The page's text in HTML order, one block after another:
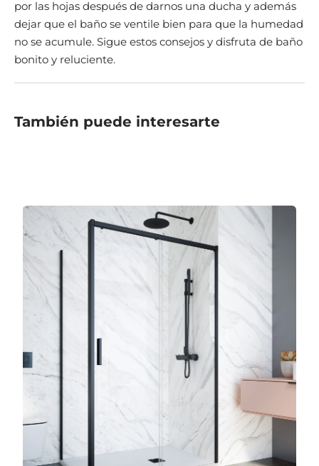
por las hojas después de darnos una ducha y además
dejar que el baño se ventile bien para que la humedad
no se acumule. Sigue estos consejos y disfruta de baño
bonito y reluciente.
También puede interesarte